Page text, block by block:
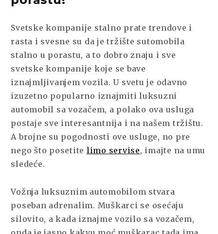
Svetske kompanije stalno prate trendove i
rasta i svesne su da je tržište sutomobila
stalno u porastu, a to dobro znaju i sve
svetske kompanije koje se bave
iznajmljivanjem vozila. U svetu je odavno
izuzetno popularno iznajmiti luksuzni
automobil sa vozačem, a polako ova usluga
postaje sve interesantnija i na našem tržištu.
A brojne su pogodnosti ove usluge, no pre
nego što posetite limo servise, imajte na umu
sledeće.
Vožnja luksuznim automobilom stvara
poseban adrenalim. Muškarci se osećaju
silovito, a kada iznajme vozilo sa vozačem,